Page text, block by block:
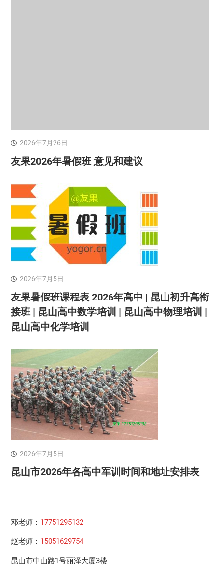
2026年7月26日
友果2026年暑假班 意见和建议
2026年7月5日
友果暑假班课程表 2026年高中 | 昆山初升高衔
接班 | 昆山高中数学培训 | 昆山高中物理培训 |
昆山高中化学培训
2026年7月5日
昆山市2026年各高中军训时间和地址安排表
邓老师： 17751295132
赵老师： 15051629754
昆山市中山路1号丽泽大厦3楼